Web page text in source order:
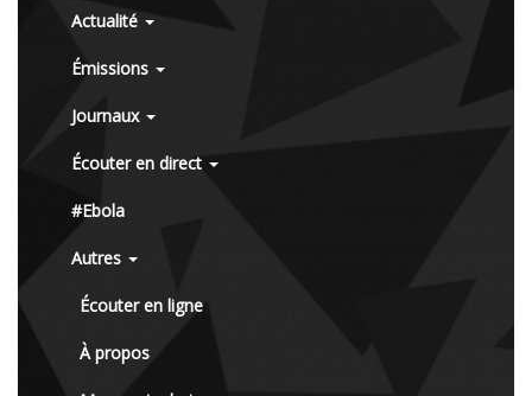
Actualité
Émissions
Journaux
Écouter en direct
#Ebola
Autres
Écouter en ligne
À propos